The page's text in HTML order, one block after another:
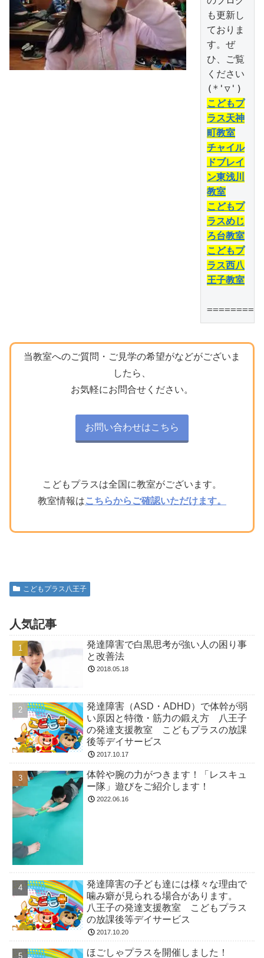
も更新し
ておりま
す。ぜ
ひ、ご覧
ください
こどもプ
ラス天神
町教室
チャイル
ドブレイ
ン東浅川
教室
こどもプ
ラスめじ
ろ台教室
こどもプ
ラス西八
王子教室
当教室へのご質問・ご見学の希望がなどがございま
したら、
お気軽にお問合せください。
お問い合わせはこちら
こどもプラスは全国に教室がございます。
教室情報はこちらからご確認いただけます。
こどもプラス八王子
人気記事
発達障害で白黒思考が強い人の困り事
と改善法
2018.05.18
発達障害（ASD・ADHD）で体幹が弱
い原因と特徴・筋力の鍛え方 八王子
の発達支援教室 こどもプラスの放課
後等デイサービス
2017.10.17
体幹や腕の力がつきます！「レスキュ
ー隊」遊びをご紹介します！
2022.06.16
発達障害の子ども達には様々な理由で
噛み癖が見られる場合があります。
八王子の発達支援教室 こどもプラス
の放課後等デイサービス
2017.10.20
ほごしゃプラスを開催しました！